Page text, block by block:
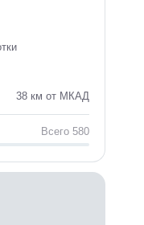
38 км от МКАД
Всего 580